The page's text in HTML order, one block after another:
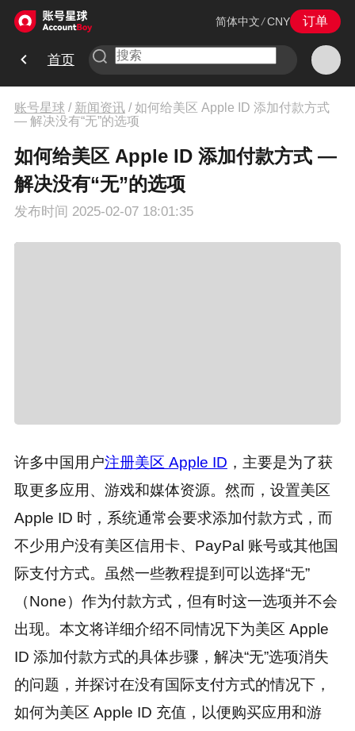
简体中文 /CNY 订单
首页
账号星球 / 新闻资讯/如何给美区 Apple ID 添加付款方式
— 解决没有“无”的选项
如何给美区 Apple ID 添加付款方式 —
解决没有“无”的选项
发布时间 2025-02-07 18:01:35
许多中国用户注册美区 Apple ID ，主要是为了获
取更多应用、游戏和媒体资源。然而，设置美区
Apple ID 时，系统通常会要求添加付款方式，而
不少用户没有美区信用卡、PayPal 账号或其他国
际支付方式。虽然一些教程提到可以选择“无”
（None）作为付款方式，但有时这一选项并不会
出现。本文将详细介绍不同情况下为美区 Apple
ID 添加付款方式的具体步骤，解决“无”选项消失
的问题，并探讨在没有国际支付方式的情况下，
如何为美区 Apple ID 充值，以便购买应用和游